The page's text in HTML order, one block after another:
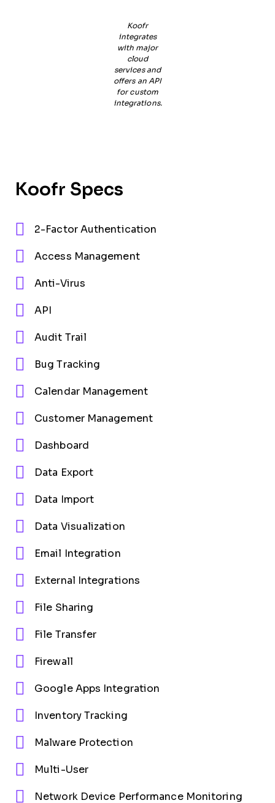
Koofr
integrates
with major
cloud
services and
offers an API
for custom
integrations.
Koofr Specs
2-Factor Authentication
Access Management
Anti-Virus
API
Audit Trail
Bug Tracking
Calendar Management
Customer Management
Dashboard
Data Export
Data Import
Data Visualization
Email Integration
External Integrations
File Sharing
File Transfer
Firewall
Google Apps Integration
Inventory Tracking
Malware Protection
Multi-User
Network Device Performance Monitoring